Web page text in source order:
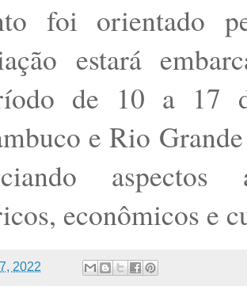
foi orientado
estará
de 10 a 17
e Rio
aspectos
econômicos e
2022